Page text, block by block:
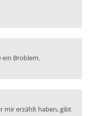
ein Broblem.
mir erzählt haben, gibt